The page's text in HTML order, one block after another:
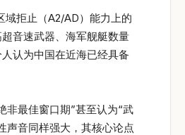
域拒止（A2/AD）能力上的
音速武器、海军舰艇数量
认为中国在近海已经具备
非最佳窗口期”甚至认为“武
声音同样强大，其核心论点